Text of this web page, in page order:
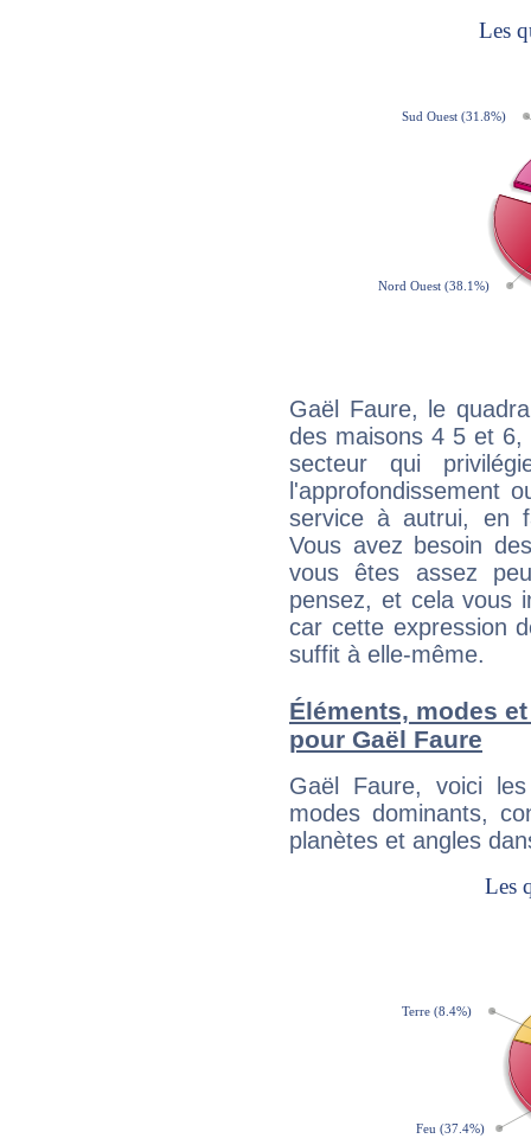
Gaël Faure, le
des maisons 4 5 et
secteur qui
l'approfondissement
service à autrui, en
Vous avez besoin
vous êtes assez
pensez, et cela vous
car cette expression
suffit à elle-même.
Éléments, modes
pour Gaël Faure
Gaël Faure, voici
modes dominants,
planètes et angles